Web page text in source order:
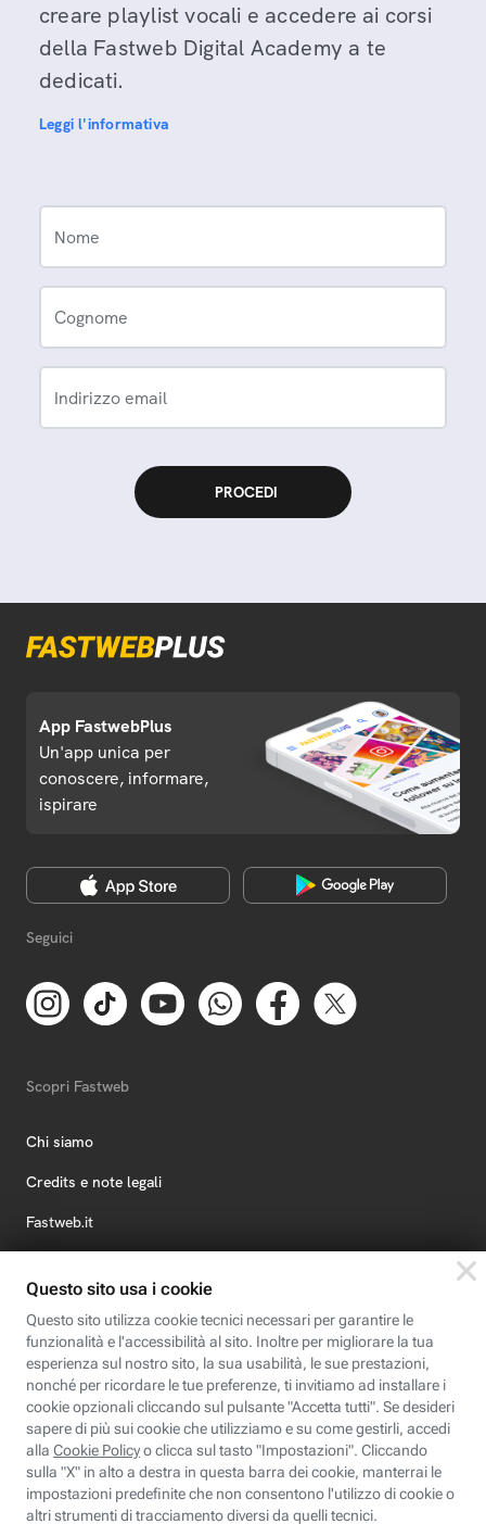
creare playlist vocali e accedere ai corsi
della Fastweb Digital Academy a te
dedicati.
Leggi l'informativa
Nome
Cognome
Indirizzo email
App FastwebPlus
Un'app unica per
conoscere, informare,
ispirare
Seguici
Scopri Fastweb
Chi siamo
Credits e note legali
Fastweb.it
Fastweb Digital Academy
STEP FuturAbility District
Insieme, siamo futuro